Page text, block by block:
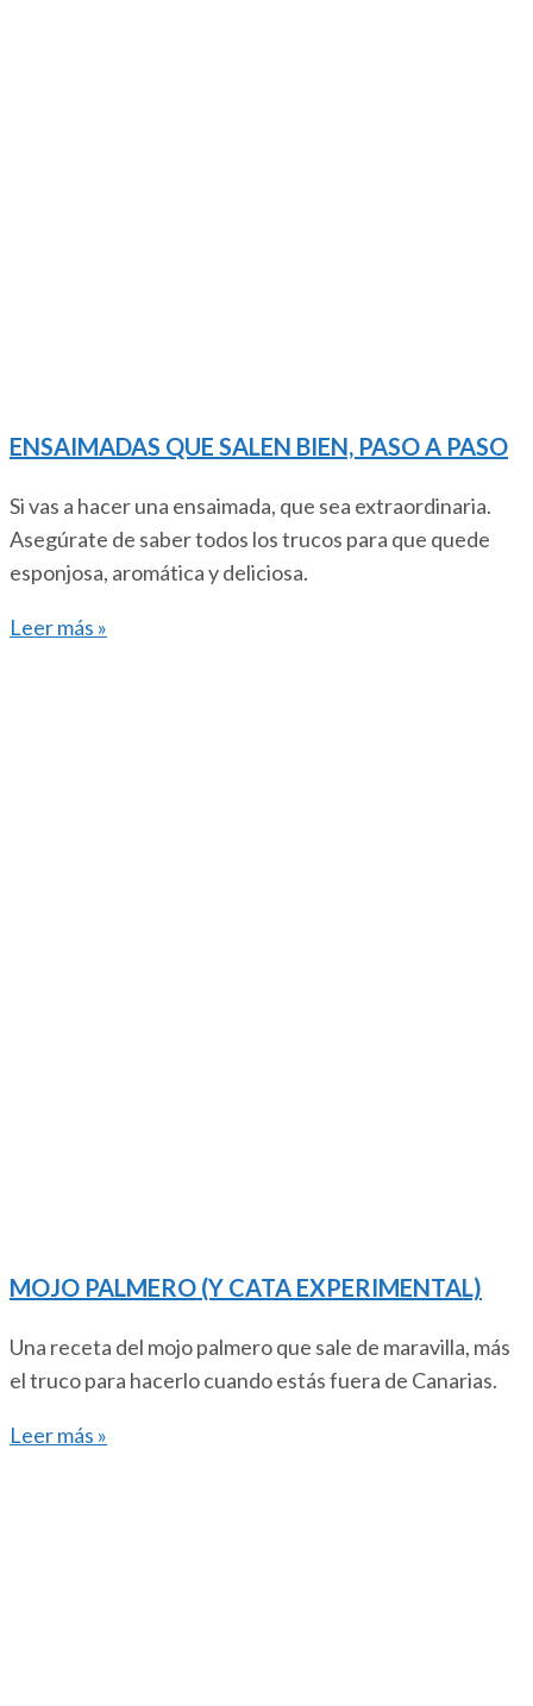
ENSAIMADAS QUE SALEN BIEN, PASO A PASO
Si vas a hacer una ensaimada, que sea extraordinaria.
Asegúrate de saber todos los trucos para que quede
esponjosa, aromática y deliciosa.
Leer más »
MOJO PALMERO (Y CATA EXPERIMENTAL)
Una receta del mojo palmero que sale de maravilla, más
el truco para hacerlo cuando estás fuera de Canarias.
Leer más »